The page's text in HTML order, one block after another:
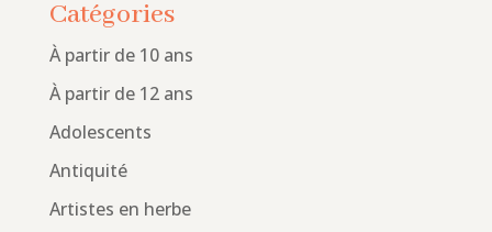
Catégories
À partir de 10 ans
À partir de 12 ans
Adolescents
Antiquité
Artistes en herbe